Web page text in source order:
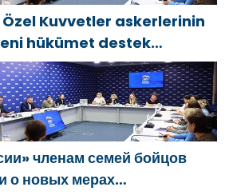
Özel Kuvvetler askerlerinin
hükümet destek
bilgilendirdi
членам семей бойцов
о новых мерах